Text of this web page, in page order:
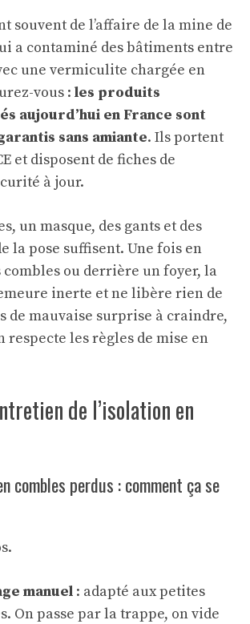
souvent de l’affaire de la mine de
a contaminé des bâtiments entre
une vermiculite chargée en
vous : les produits
aujourd’hui en France sont
sans amiante. Ils portent
et disposent de fiches de
à jour.
un masque, des gants et des
la pose suffisent. Une fois en
combles ou derrière un foyer, la
inerte et ne libère rien de
de mauvaise surprise à craindre,
respecte les règles de mise en
de l’isolation en
combles perdus : comment ça se
manuel : adapté aux petites
On passe par la trappe, on vide